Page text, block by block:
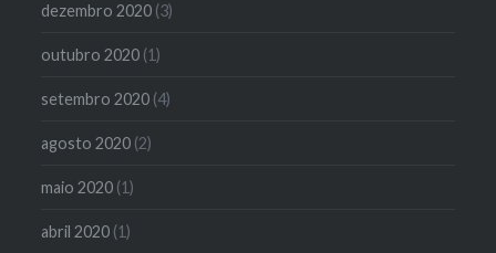
dezembro 2020 (3)
outubro 2020 (1)
setembro 2020 (4)
agosto 2020 (2)
maio 2020 (1)
abril 2020 (1)